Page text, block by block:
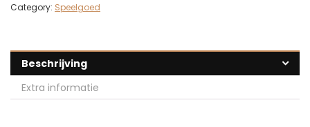
Category: Speelgoed
Beschrijving
Extra informatie